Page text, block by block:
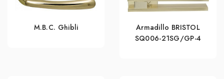
M.B.C. Ghibli
Armadillo BRISTOL
SQ006-21SG/GP-4